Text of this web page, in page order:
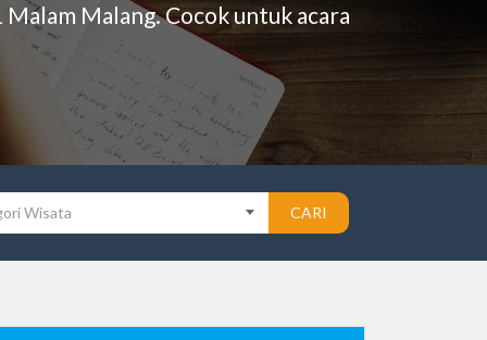
Malang. Cocok untuk acara
Wisata CARI